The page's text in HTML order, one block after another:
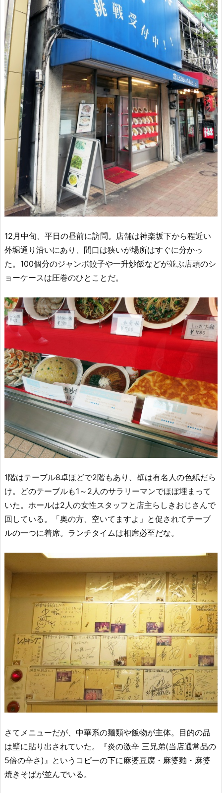
12月中旬、平日の昼前に訪問。店舗は神楽坂下から程近い
外堀通り沿いにあり、間口は狭いが場所はすぐに分かっ
た。100個分のジャンボ餃子や一升炒飯などが並ぶ店頭のシ
ョーケースは圧巻のひとことだ。
1階はテーブル8卓ほどで2階もあり、壁は有名人の色紙だら
け。どのテーブルも1～2人のサラリーマンでほぼ埋まって
いた。ホールは2人の女性スタッフと店主らしきおじさんで
回している。「奥の方、空いてますよ」と促されてテーブ
ルの一つに着席。ランチタイムは相席必至だな。
さてメニューだが、中華系の麺類や飯物が主体。目的の品
は壁に貼り出されていた。『炎の激辛 三兄弟(当店通常品の
5倍の辛さ)』というコピーの下に麻婆豆腐・麻婆麺・麻婆
焼きそばが並んでいる。